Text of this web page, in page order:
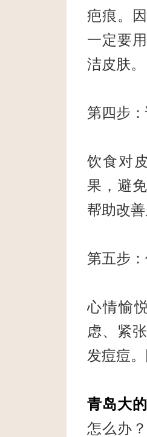
疤痕。
一定要
洁皮肤。
第四步
饮食对
果，避
帮助改善
第五步
心情愉
虑、紧
发痘痘
青岛大
怎么办